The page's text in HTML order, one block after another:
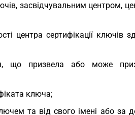
засвідчувальним центром,
центра сертифікації ключів
що призвела або може
ключа;
та від свого імені або за